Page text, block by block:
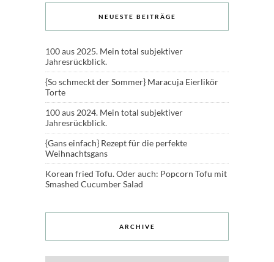
NEUESTE BEITRÄGE
100 aus 2025. Mein total subjektiver
Jahresrückblick.
{So schmeckt der Sommer} Maracuja Eierlikör
Torte
100 aus 2024. Mein total subjektiver
Jahresrückblick.
{Gans einfach} Rezept für die perfekte
Weihnachtsgans
Korean fried Tofu. Oder auch: Popcorn Tofu mit
Smashed Cucumber Salad
ARCHIVE